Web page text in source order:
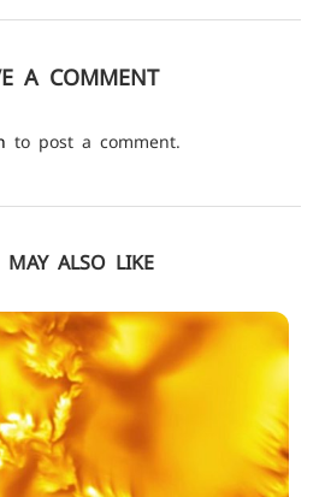
A COMMENT
to post a comment.
MAY ALSO LIKE